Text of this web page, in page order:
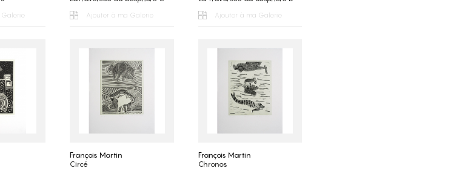
Ajouter à ma Galerie Ajouter à ma Galerie
François Martin
Circé
François Martin
Chronos